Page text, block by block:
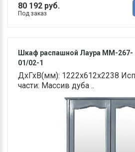
80 192 руб.
Под заказ
Шкаф распашной Лаура ММ-267-
01/02-1
ДхГхВ(мм): 1222х612х2238
части: Массив дуба ..